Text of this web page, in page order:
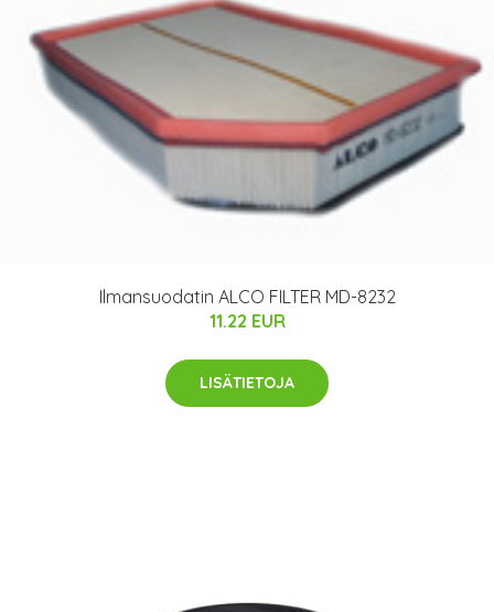
Ilmansuodatin ALCO FILTER MD-8232
11.22 EUR
LISÄTIETOJA